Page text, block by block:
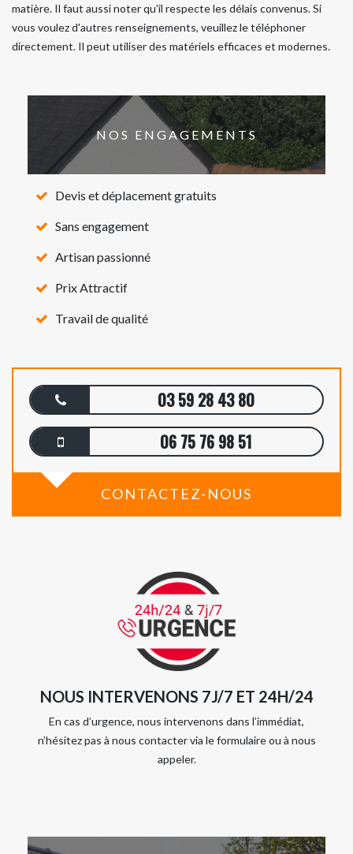
matière. Il faut aussi noter qu'il respecte les délais convenus. Si
vous voulez d'autres renseignements, veuillez le téléphoner
directement. Il peut utiliser des matériels efficaces et modernes.
NOS ENGAGEMENTS
Devis et déplacement gratuits
Sans engagement
Artisan passionné
Prix Attractif
Travail de qualité
03 59 28 43 80
06 75 76 98 51
CONTACTEZ-NOUS
NOUS INTERVENONS 7J/7 ET 24H/24
En cas d’urgence, nous intervenons dans l’immédiat,
n’hésitez pas à nous contacter via le formulaire ou à nous
appeler.